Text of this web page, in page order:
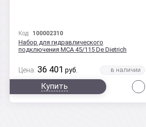
Код: 100002310
Набор для гидравлического
подключения МСA 45/115 De Dietrich
Цена: 36 401 руб.
Купить